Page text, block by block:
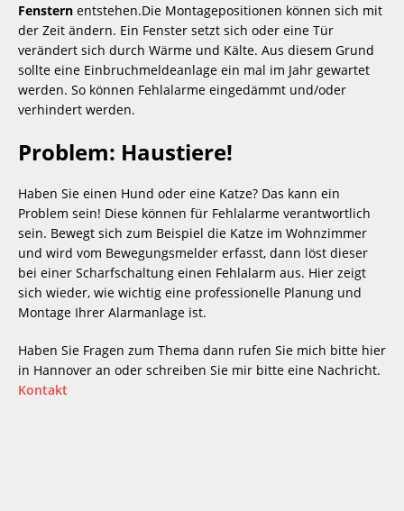
Fenstern entstehen.Die Montagepositionen können sich mit
der Zeit ändern. Ein Fenster setzt sich oder eine Tür
verändert sich durch Wärme und Kälte. Aus diesem Grund
sollte eine Einbruchmeldeanlage ein mal im Jahr gewartet
werden. So können Fehlalarme eingedämmt und/oder
verhindert werden.
Problem: Haustiere!
Haben Sie einen Hund oder eine Katze? Das kann ein
Problem sein! Diese können für Fehlalarme verantwortlich
sein. Bewegt sich zum Beispiel die Katze im Wohnzimmer
und wird vom Bewegungsmelder erfasst, dann löst dieser
bei einer Scharfschaltung einen Fehlalarm aus. Hier zeigt
sich wieder, wie wichtig eine professionelle Planung und
Montage Ihrer Alarmanlage ist.
Haben Sie Fragen zum Thema dann rufen Sie mich bitte hier
Kontakt